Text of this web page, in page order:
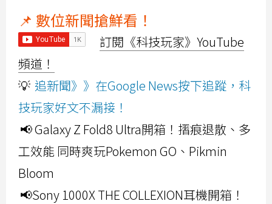
📌 數位新聞搶鮮看！
訂閱《科技玩家》YouTube
頻道！
💡 追新聞》》在Google News按下追蹤，科
技玩家好文不漏接！
📢 Galaxy Z Fold8 Ultra開箱！摺痕退散、多
工效能 同時爽玩Pokemon GO、Pikmin
Bloom
📢Sony 1000X THE COLLEXION耳機開箱！